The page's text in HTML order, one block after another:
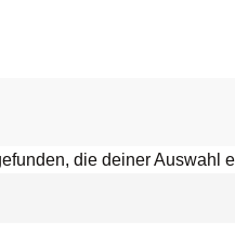
die deiner Auswahl